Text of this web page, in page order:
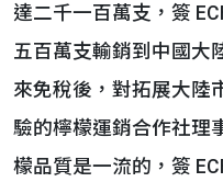
達二千一百萬支，簽
五百萬支輸銷到中國大
來免稅後，對拓展大陸
驗的檸檬運銷合作社理
檬品質是一流的，簽